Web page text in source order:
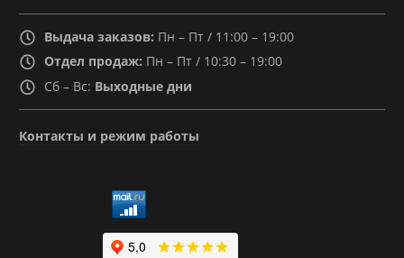
Выдача заказов: Пн – Пт / 11:00 – 19:00
Отдел продаж: Пн – Пт / 10:30 – 19:00
Сб – Вс: Выходные дни
Контакты и режим работы